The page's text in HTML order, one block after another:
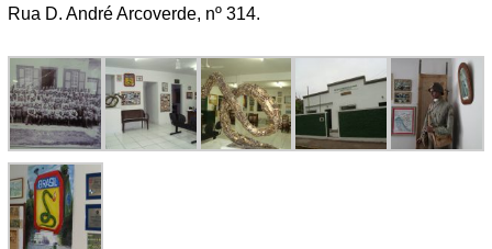
Rua D. André Arcoverde, nº 314.